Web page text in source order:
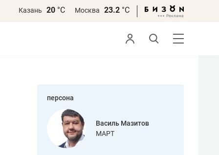
Казань 20 °С Москва 23.2 °С
персона
Василь Мазитов